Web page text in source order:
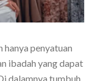
hanya penyatuan
ibadah yang dapat
dalamnya tumbuh